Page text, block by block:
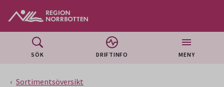
SÖK DRIFTINFO MENY
Sortimentsöversikt